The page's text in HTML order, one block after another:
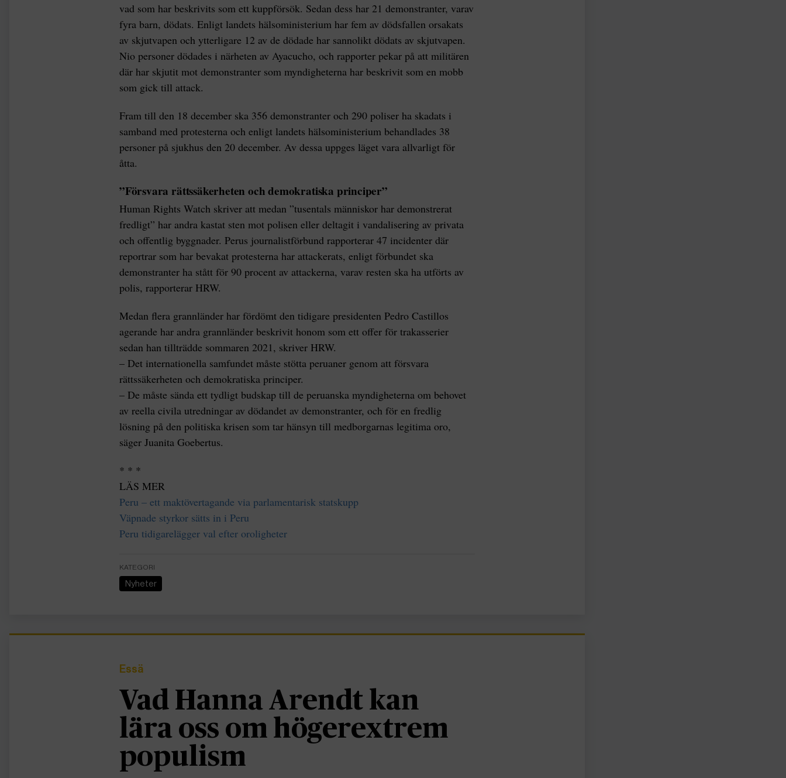
vad som har beskrivits som ett kuppförsök. Sedan dess har 21 demonstranter, varav
fyra barn, dödats. Enligt landets hälsoministerium har fem av dödsfallen orsakats
av skjutvapen och ytterligare 12 av de dödade har sannolikt dödats av skjutvapen.
Nio personer dödades i närheten av Ayacucho, och rapporter pekar på att militären
där har skjutit mot demonstranter som myndigheterna har beskrivit som en mobb
som gick till attack.
Fram till den 18 december ska 356 demonstranter och 290 poliser ha skadats i
samband med protesterna och enligt landets hälsoministerium behandlades 38
personer på sjukhus den 20 december. Av dessa uppges läget vara allvarligt för
åtta.
”Försvara rättssäkerheten och demokratiska principer”
Human Rights Watch skriver att medan ”tusentals människor har demonstrerat
fredligt” har andra kastat sten mot polisen eller deltagit i vandalisering av privata
och offentlig byggnader. Perus journalistförbund rapporterar 47 incidenter där
reportrar som har bevakat protesterna har attackerats, enligt förbundet ska
demonstranter ha stått för 90 procent av attackerna, varav resten ska ha utförts av
polis, rapporterar HRW.
Medan flera grannländer har fördömt den tidigare presidenten Pedro Castillos
agerande har andra grannländer beskrivit honom som ett offer för trakasserier
sedan han tillträdde sommaren 2021, skriver HRW.
– Det internationella samfundet måste stötta peruaner genom att försvara
rättssäkerheten och demokratiska principer.
– De måste sända ett tydligt budskap till de peruanska myndigheterna om behovet
av reella civila utredningar av dödandet av demonstranter, och för en fredlig
lösning på den politiska krisen som tar hänsyn till medborgarnas legitima oro,
säger Juanita Goebertus.
* * *
LÄS MER
Peru – ett maktövertagande via parlamentarisk statskupp
Väpnade styrkor sätts in i Peru
Peru tidigarelägger val efter oroligheter
KATEGORI
Nyheter
Essä
Vad Hanna Arendt kan
lära oss om högerextrem
populism